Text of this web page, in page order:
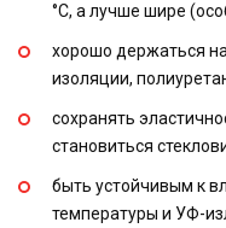
°C, а лучше шире
хорошо держаться
изоляции,
сохранять
становиться
быть устойчивым к
температуры и УФ-